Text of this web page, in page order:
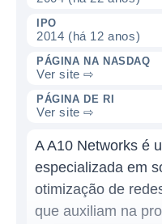
IPO
2014 (há 12 anos)
PÁGINA NA NASDAQ
Ver site ⇨
PÁGINA DE RI
Ver site ⇨
A A10 Networks é
especializada em
otimização de
que auxiliam na